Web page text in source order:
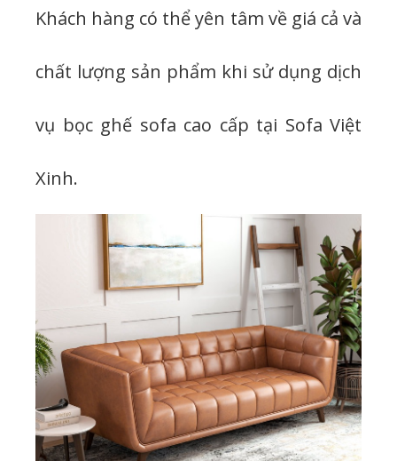
Khách hàng có thể yên tâm về giá cả và
chất lượng sản phẩm khi sử dụng dịch
vụ bọc ghế sofa cao cấp tại Sofa Việt
Xinh.